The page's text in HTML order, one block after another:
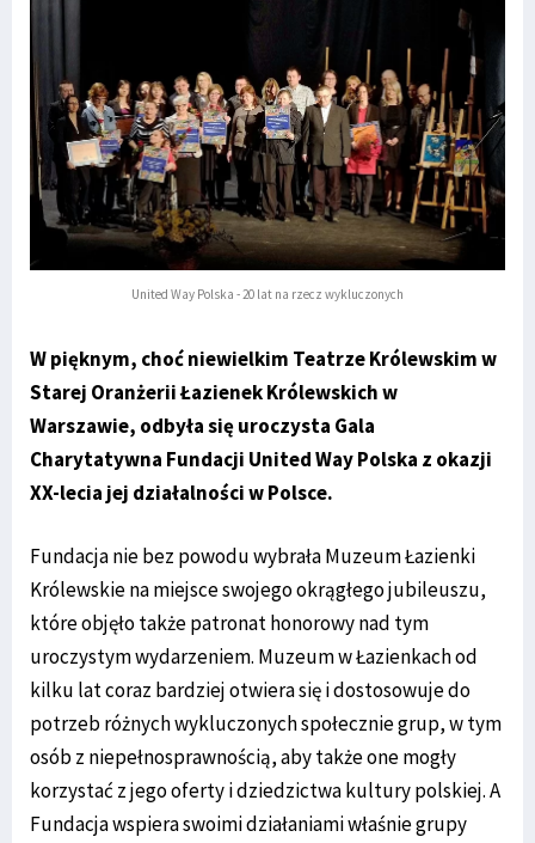
United Way Polska - 20 lat na rzecz wykluczonych
W pięknym, choć niewielkim Teatrze Królewskim w
Starej Oranżerii Łazienek Królewskich w
Warszawie, odbyła się uroczysta Gala
Charytatywna Fundacji United Way Polska z okazji
XX-lecia jej działalności w Polsce.
Fundacja nie bez powodu wybrała Muzeum Łazienki
Królewskie na miejsce swojego okrągłego jubileuszu,
które objęło także patronat honorowy nad tym
uroczystym wydarzeniem. Muzeum w Łazienkach od
kilku lat coraz bardziej otwiera się i dostosowuje do
potrzeb różnych wykluczonych społecznie grup, w tym
osób z niepełnosprawnością, aby także one mogły
korzystać z jego oferty i dziedzictwa kultury polskiej. A
Fundacja wspiera swoimi działaniami właśnie grupy